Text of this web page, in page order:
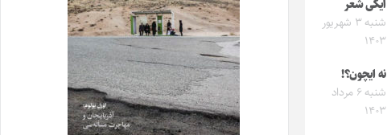
ایکی شعر
شنبه ۳ شهریور
۱۴۰۳
نه ایچون؟!
شنبه ۶ مرداد
۱۴۰۳